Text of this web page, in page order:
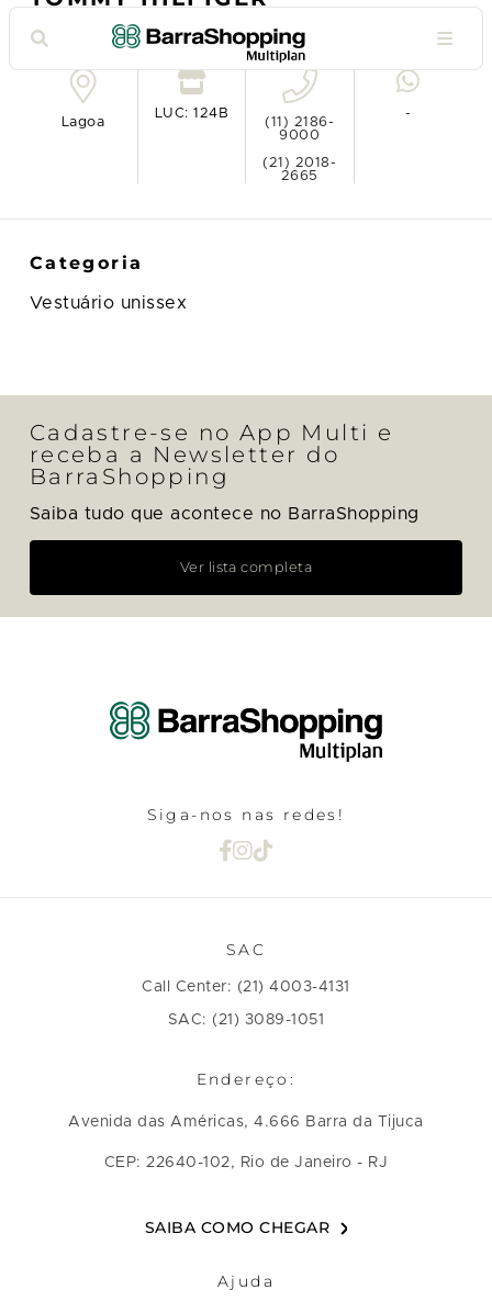
Ver no mapa
Lagoa
LUC: 124B
(11) 2186-
9000
(21) 2018-
2665
-
Categoria
Vestuário unissex
Cadastre-se no App Multi e
receba a Newsletter do
BarraShopping
Saiba tudo que acontece no BarraShopping
Ver lista completa
Siga-nos nas redes!
SAC
Call Center: (21) 4003-4131
SAC: (21) 3089-1051
Endereço:
Avenida das Américas, 4.666 Barra da Tijuca
CEP: 22640-102, Rio de Janeiro - RJ
SAIBA COMO CHEGAR
Ajuda